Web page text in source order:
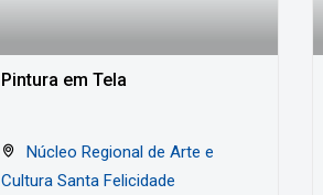
Pintura em Tela
Cultura Santa Felicidade